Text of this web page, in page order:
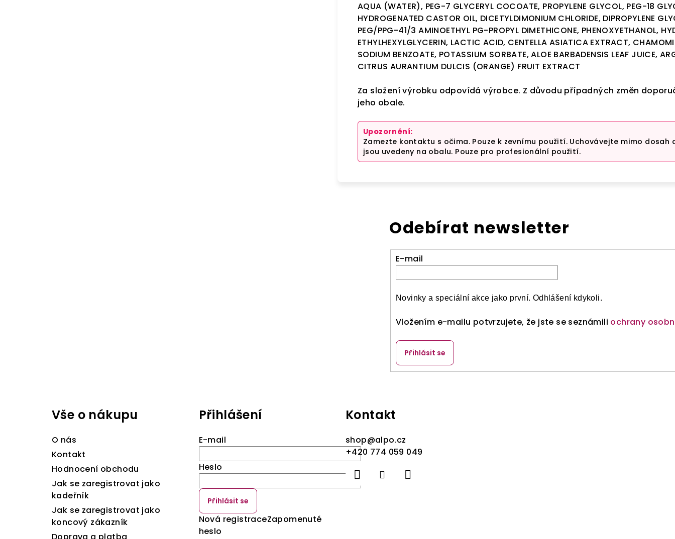
AQUA (WATER), PEG-7 GLYCERYL COCOATE, PROPYLENE GLYCOL, PEG-18
HYDROGENATED CASTOR OIL, DICETYLDIMONIUM CHLORIDE, DIPROPYLENE
PEG/PPG-41/3 AMINOETHYL PG-PROPYL DIMETHICONE, PHENOXYETHANOL,
ETHYLHEXYLGLYCERIN, LACTIC ACID, CENTELLA ASIATICA EXTRACT,
SODIUM BENZOATE, POTASSIUM SORBATE, ALOE BARBADENSIS LEAF JUICE,
CITRUS AURANTIUM DULCIS (ORANGE) FRUIT EXTRACT
Za složení výrobku odpovídá výrobce. Z důvodu případných změn
jeho obale.
Upozornění:
Zamezte kontaktu s očima. Pouze k zevnímu použití. Uchovávejte mimo
jsou uvedeny na obalu. Pouze pro profesionální použití.
Odebírat newsletter
E-mail
Novinky a speciální akce jako první. Odhlášení kdykoli.
Vložením e-mailu potvrzujete, že jste se seznámili ochrany
Přihlásit se
Vše o nákupu
O nás
Kontakt
Hodnocení obchodu
Jak se zaregistrovat jako
kadeřník
Jak se zaregistrovat jako
koncový zákazník
Doprava a platba
Přihlášení
E-mail
Heslo
Přihlásit se
Nová registraceZapomenuté
heslo
Kontakt
shop@alpo.cz
+420 774 059 049